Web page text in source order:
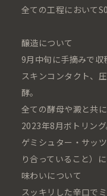
全ての工程において
醸造について
9月中旬に手摘みで
スキンコンタクト、
酵。
全ての酵母や澱と共
2023年8月ボトリング
ゲミシュター・サッ
り合っていること）に
味わいについて
スッキリした辛口で